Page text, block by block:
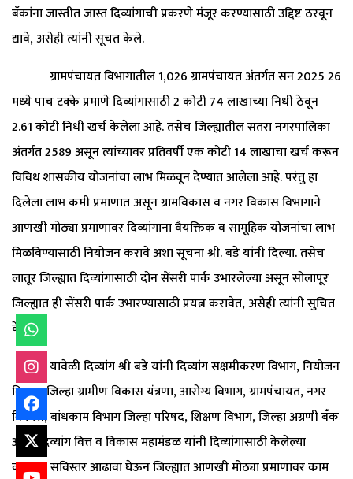
बँकांना जास्तीत जास्त दिव्यांगाची प्रकरणे मंजूर करण्यासाठी उद्दिष्ट ठरवून
द्यावे, असेही त्यांनी सूचत केले.
ग्रामपंचायत विभागातील 1,026 ग्रामपंचायत अंतर्गत सन 2025 26
मध्ये पाच टक्के प्रमाणे दिव्यांगासाठी 2 कोटी 74 लाखाच्या निधी ठेवून
2.61 कोटी निधी खर्च केलेला आहे. तसेच जिल्ह्यातील सतरा नगरपालिका
अंतर्गत 2589 असून त्यांच्यावर प्रतिवर्षी एक कोटी 14 लाखाचा खर्च करून
विविध शासकीय योजनांचा लाभ मिळवून देण्यात आलेला आहे. परंतु हा
दिलेला लाभ कमी प्रमाणात असून ग्रामविकास व नगर विकास विभागाने
आणखी मोठ्या प्रमाणावर दिव्यांगाना वैयक्तिक व सामूहिक योजनांचा लाभ
मिळविण्यासाठी नियोजन करावे अशा सूचना श्री. बडे यांनी दिल्या. तसेच
लातूर जिल्ह्यात दिव्यांगासाठी दोन सेंसरी पार्क उभारलेल्या असून सोलापूर
जिल्ह्यात ही सेंसरी पार्क उभारण्यासाठी प्रयत्न करावेत, असेही त्यांनी सुचित
केले.
यावेळी दिव्यांग श्री बडे यांनी दिव्यांग सक्षमीकरण विभाग, नियोजन
विभाग, जिल्हा ग्रामीण विकास यंत्रणा, आरोग्य विभाग, ग्रामपंचायत, नगर
विकास, बांधकाम विभाग जिल्हा परिषद, शिक्षण विभाग, जिल्हा अग्रणी बँक
आणि दिव्यांग वित्त व विकास महामंडळ यांनी दिव्यांगासाठी केलेल्या
कामाचा सविस्तर आढावा घेऊन जिल्ह्यात आणखी मोठ्या प्रमाणावर काम